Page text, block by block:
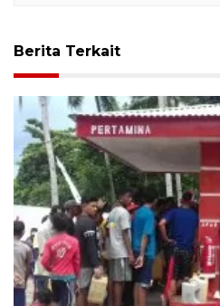
Berita Terkait